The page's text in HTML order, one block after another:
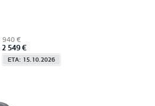
940 €
549 €
ETA: 15.10.2026